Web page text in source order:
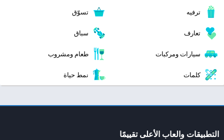
ترفيه تسوّق
تعارف سباق
سيارات ومركبات طعام ومشروب
كلمات نمط حياة
التطبيقات والعاب الأعلى تقييمًا